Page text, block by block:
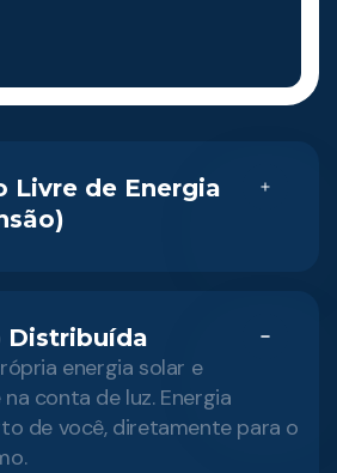
Livre de Energia
Distribuída
energia solar e
conta de luz. Energia
de você, diretamente para o